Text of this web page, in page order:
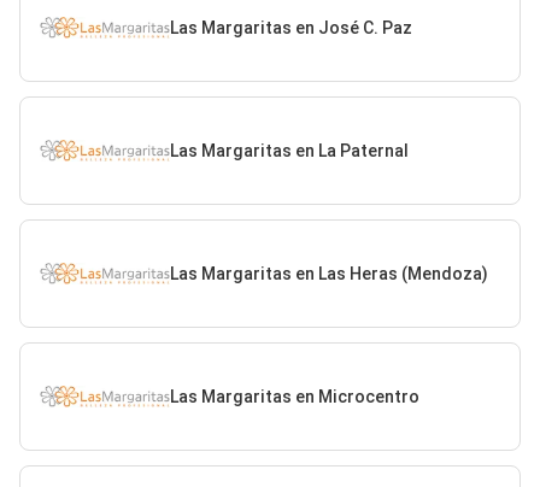
Las Margaritas en José C. Paz
Las Margaritas en La Paternal
Las Margaritas en Las Heras (Mendoza)
Las Margaritas en Microcentro